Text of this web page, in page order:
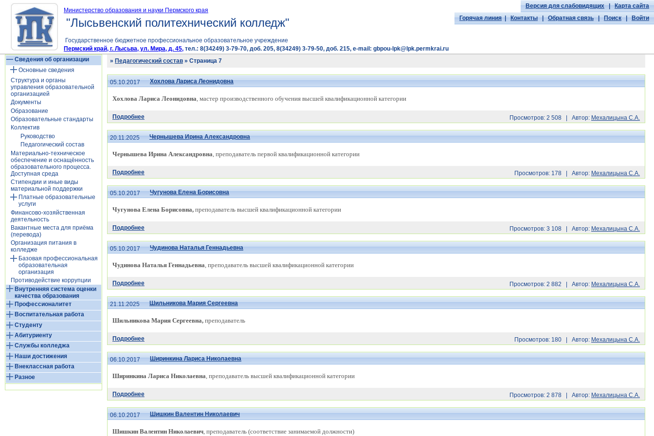
Министерство образования и науки Пермского края
"Лысьвенский политехнический колледж"
Версия для слабовидящих|Карта сайта
Горячая линия|Контакты|Обратная связь|Поиск|Войти
Государственное бюджетное профессиональное образовательное учреждение
Пермский край, г. Лысьва, ул. Мира, д. 45, тел.: 8(34249) 3-79-70, доб. 205, 8(34249) 3-79-50, доб. 215, e-mail: gbpou-lpk@lpk.permkrai.ru
Сведения об организации
Основные сведения
Структура и органы
управления образовательной
организацией
Документы
Образование
Образовательные стандарты
Коллектив
Руководство
Педагогический состав
Материально-техническое
обеспечение и оснащённость
образовательного процесса.
Доступная среда
Стипендии и иные виды
материальной поддержки
Платные образовательные
услуги
Финансово-хозяйственная
деятельность
Вакантные места для приёма
(перевода)
Организация питания в
колледже
Базовая профессиональная
образовательная
организация
Противодействие коррупции
Внутренняя система оценки
качества образования
Профессионалитет
Воспитательная работа
Студенту
Абитуриенту
Службы колледжа
Наши достижения
Внеклассная работа
Разное
» Педагогический состав » Страница 7
05.10.2017 Хохлова Лариса Леонидовна
Хохлова Лариса Леонидовна, мастер производственного обучения высшей квалификационной категории
Подробнее Просмотров: 2 508 | Автор: Мехалицына С.А.
20.11.2025 Чернышева Ирина Александровна
Чернышева Ирина Александровна, преподаватель первой квалификационной категории
Подробнее Просмотров: 178 | Автор: Мехалицына С.А.
05.10.2017 Чугунова Елена Борисовна
Чугунова Елена Борисовна, преподаватель высшей квалификационной категории
Подробнее Просмотров: 3 108 | Автор: Мехалицына С.А.
05.10.2017 Чудинова Наталья Геннадьевна
Чудинова Наталья Геннадьевна, преподаватель высшей квалификационной категории
Подробнее Просмотров: 2 882 | Автор: Мехалицына С.А.
21.11.2025 Шильникова Мария Сергеевна
Шильникова Мария Сергеевна, преподаватель
Подробнее Просмотров: 180 | Автор: Мехалицына С.А.
06.10.2017 Ширинкина Лариса Николаевна
Ширинкина Лариса Николаевна, преподаватель высшей квалификационной категории
Подробнее Просмотров: 2 878 | Автор: Мехалицына С.А.
06.10.2017 Шишкин Валентин Николаевич
Шишкин Валентин Николаевич, преподаватель (соответствие занимаемой должности)